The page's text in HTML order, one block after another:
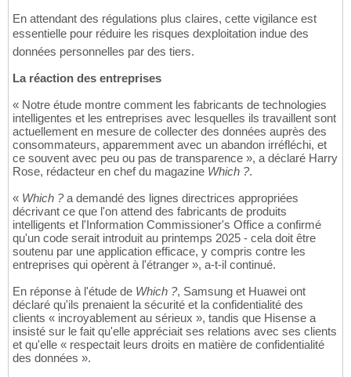
En attendant des régulations plus claires, cette vigilance est
essentielle pour réduire les risques dexploitation indue des
données personnelles par des tiers.
La réaction des entreprises
« Notre étude montre comment les fabricants de technologies
intelligentes et les entreprises avec lesquelles ils travaillent sont
actuellement en mesure de collecter des données auprès des
consommateurs, apparemment avec un abandon irréfléchi, et
ce souvent avec peu ou pas de transparence », a déclaré Harry
Rose, rédacteur en chef du magazine Which ?.
« Which ?a demandé des lignes directrices appropriées
décrivant ce que l'on attend des fabricants de produits
intelligents et l'Information Commissioner's Office a confirmé
qu'un code serait introduit au printemps 2025 - cela doit être
soutenu par une application efficace, y compris contre les
entreprises qui opèrent à l'étranger », a-t-il continué.
En réponse à l'étude de Which ?, Samsung et Huawei ont
déclaré qu'ils prenaient la sécurité et la confidentialité des
clients « incroyablement au sérieux », tandis que Hisense a
insisté sur le fait qu'elle appréciait ses relations avec ses clients
et qu'elle « respectait leurs droits en matière de confidentialité
des données ».